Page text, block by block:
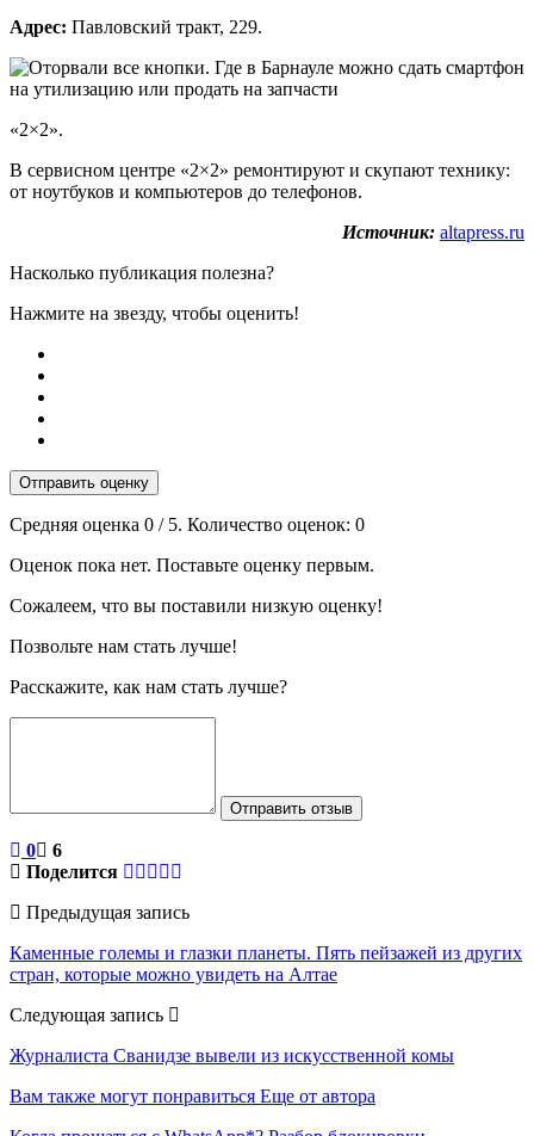
Адрес: Павловский тракт, 229.
«2×2».
В сервисном центре «2×2» ремонтируют и скупают технику:
от ноутбуков и компьютеров до телефонов.
Источник: altapress.ru
Насколько публикация полезна?
Нажмите на звезду, чтобы оценить!
Отправить оценку
Средняя оценка 0 / 5. Количество оценок: 0
Оценок пока нет. Поставьте оценку первым.
Сожалеем, что вы поставили низкую оценку!
Позвольте нам стать лучше!
Расскажите, как нам стать лучше?
Отправить отзыв
0
6
Поделится
Предыдущая запись
Каменные големы и глазки планеты. Пять пейзажей из других
стран, которые можно увидеть на Алтае
Следующая запись
Журналиста Сванидзе вывели из искусственной комы
Вам также могут понравиться Еще от автора